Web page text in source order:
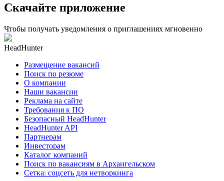
Скачайте приложение
Чтобы получать уведомления о приглашениях мгновенно
HeadHunter
Размещение вакансий
Поиск по резюме
О компании
Наши вакансии
Реклама на сайте
Требования к ПО
Безопасный HeadHunter
HeadHunter API
Партнерам
Инвесторам
Каталог компаний
Поиск по вакансиям в Архангельском
Сетка: соцсеть для нетворкинга